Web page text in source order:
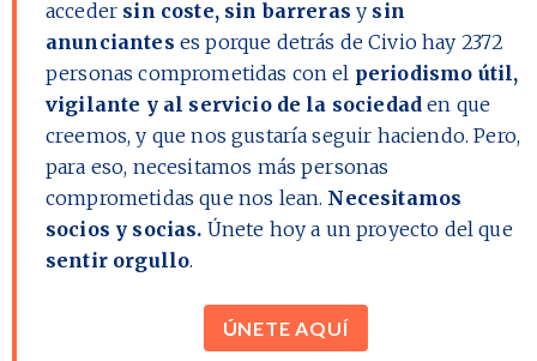
acceder sin coste, sin barreras y sin
anunciantes es porque detrás de Civio hay 2372
personas comprometidas con el periodismo útil,
vigilante y al servicio de la sociedad en que
creemos, y que nos gustaría seguir haciendo. Pero,
para eso, necesitamos más personas
comprometidas que nos lean. Necesitamos
socios y socias. Únete hoy a un proyecto del que
sentir orgullo.
ÚNETE AQUÍ